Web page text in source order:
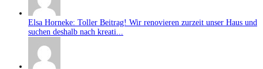
Elsa Horneke: Toller Beitrag! Wir renovieren zurzeit unser Haus und
suchen deshalb nach kreati...